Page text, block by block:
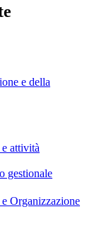
e della
attività
gestionale
Organizzazione